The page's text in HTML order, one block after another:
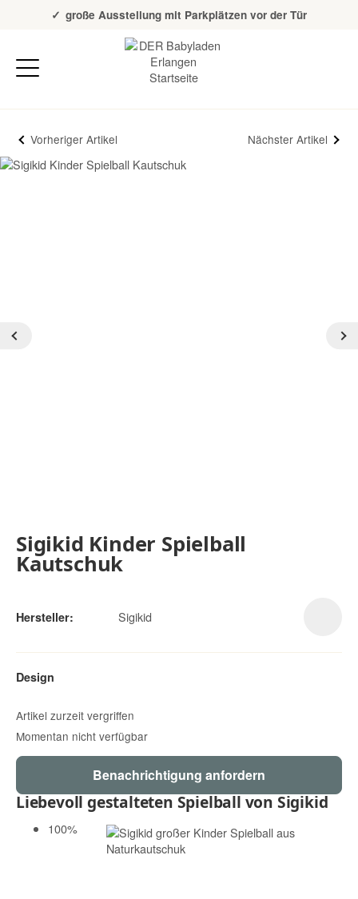
Über 20 Jahre Erfahrung
große Ausstellung mit Parkplätzen vor der Tür
Vorheriger Artikel Nächster Artikel
Sigikid Kinder Spielball
Kautschuk
Hersteller: Sigikid
Design
Artikel zurzeit vergriffen
Momentan nicht verfügbar
Benachrichtigung anfordern
Liebevoll gestalteten Spielball von Sigikid
100%